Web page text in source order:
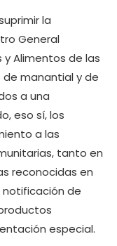
la
General
y Alimentos de las
manantial y de
a una
eso sí, los
a las
tanto en
reconocidas en
notificación de
especial.